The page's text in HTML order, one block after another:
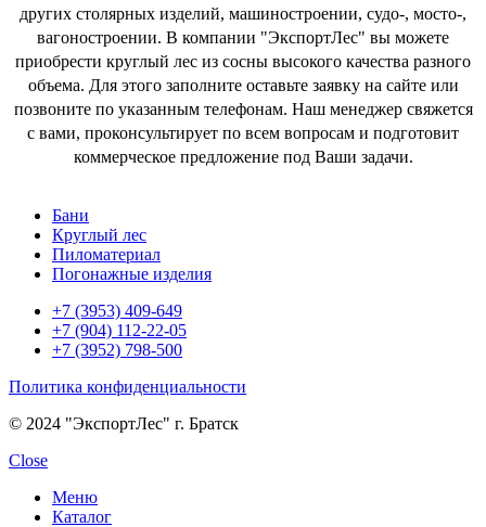
других столярных изделий, машиностроении, судо-, мосто-,
вагоностроении. В компании "ЭкспортЛес" вы можете
приобрести круглый лес из сосны высокого качества разного
объема. Для этого заполните оставьте заявку на сайте или
позвоните по указанным телефонам. Наш менеджер свяжется
с вами, проконсультирует по всем вопросам и подготовит
коммерческое предложение под Ваши задачи.
Бани
Круглый лес
Пиломатериал
Погонажные изделия
+7 (3953) 409-649
+7 (904) 112-22-05
+7 (3952) 798-500
Политика конфиденциальности
© 2024 "ЭкспортЛес" г. Братск
Close
Меню
Каталог